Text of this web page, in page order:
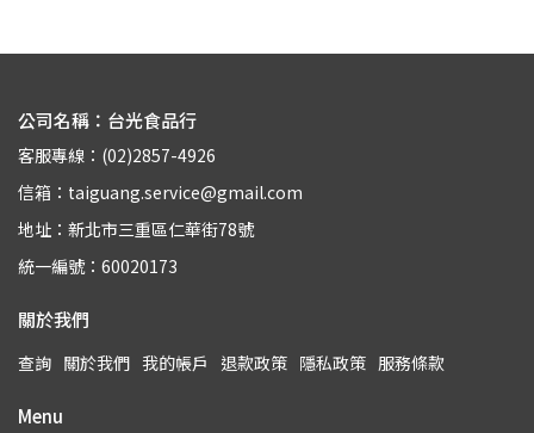
公司名稱：台光食品行
客服專線：(02)2857-4926
信箱：taiguang.service@gmail.com
地址：新北市三重區仁華街78號
統一編號：60020173
關於我們
查詢 關於我們 我的帳戶 退款政策 隱私政策 服務條款
Menu